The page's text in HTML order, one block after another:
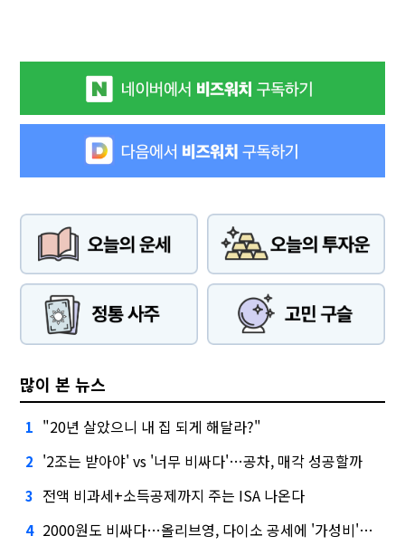
많이 본 뉴스
1 "20년 살았으니 내 집 되게 해달라?"
2 '2조는 받아야' vs '너무 비싸다'…공차, 매각 성공할까
3 전액 비과세+소득공제까지 주는 ISA 나온다
4 2000원도 비싸다…올리브영, 다이소 공세에 '가성비'로 맞불